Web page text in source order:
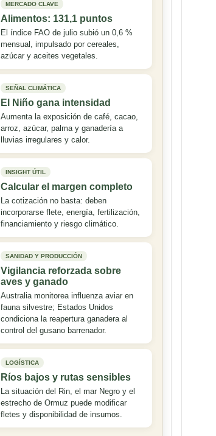
MERCADO CLAVE
Alimentos: 131,1 puntos
El índice FAO de julio subió un 0,6 %
mensual, impulsado por cereales,
azúcar y aceites vegetales.
SEÑAL CLIMÁTICA
El Niño gana intensidad
Aumenta la exposición de café, cacao,
arroz, azúcar, palma y ganadería a
lluvias irregulares y calor.
INSIGHT ÚTIL
Calcular el margen completo
La cotización no basta: deben
incorporarse flete, energía, fertilización,
financiamiento y riesgo climático.
SANIDAD Y PRODUCCIÓN
Vigilancia reforzada sobre
aves y ganado
Australia monitorea influenza aviar en
fauna silvestre; Estados Unidos
condiciona la reapertura ganadera al
control del gusano barrenador.
LOGÍSTICA
Ríos bajos y rutas sensibles
La situación del Rin, el mar Negro y el
estrecho de Ormuz puede modificar
fletes y disponibilidad de insumos.